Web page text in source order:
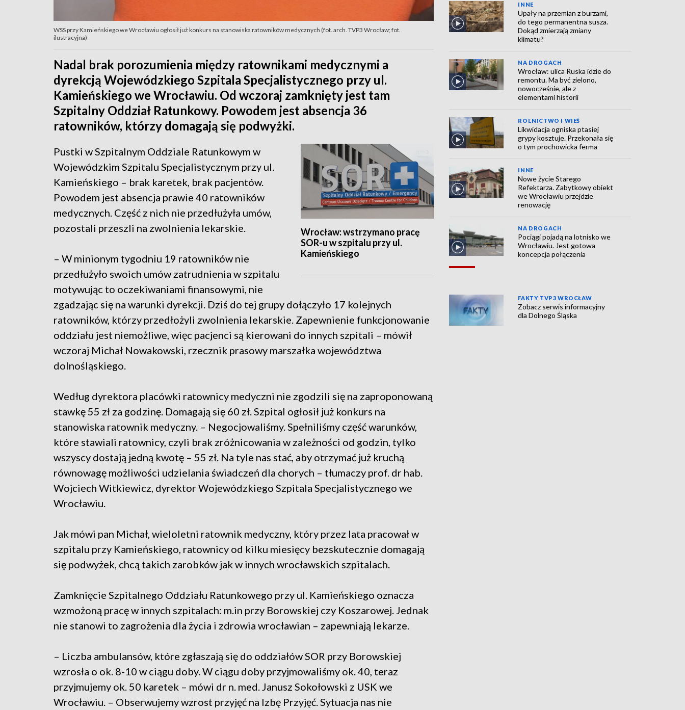
WSS przy Kamieńskiego we Wrocławiu ogłosił już konkurs na stanowiska ratowników medycznych (fot. arch. TVP3 Wrocław; fot.
ilustracyjna)
Nadal brak porozumienia między ratownikami medycznymi a
dyrekcją Wojewódzkiego Szpitala Specjalistycznego przy ul.
Kamieńskiego we Wrocławiu. Od wczoraj zamknięty jest tam
Szpitalny Oddział Ratunkowy. Powodem jest absencja 36
ratowników, którzy domagają się podwyżki.
Wrocław: wstrzymano pracę
SOR-u w szpitalu przy ul.
Kamieńskiego
Pustki w Szpitalnym Oddziale Ratunkowym w
Wojewódzkim Szpitalu Specjalistycznym przy ul.
Kamieńskiego – brak karetek, brak pacjentów.
Powodem jest absencja prawie 40 ratowników
medycznych. Część z nich nie przedłużyła umów,
pozostali przeszli na zwolnienia lekarskie.
– W minionym tygodniu 19 ratowników nie
przedłużyło swoich umów zatrudnienia w szpitalu
motywując to oczekiwaniami finansowymi, nie
zgadzając się na warunki dyrekcji. Dziś do tej grupy dołączyło 17 kolejnych
ratowników, którzy przedłożyli zwolnienia lekarskie. Zapewnienie funkcjonowanie
oddziału jest niemożliwe, więc pacjenci są kierowani do innych szpitali – mówił
wczoraj Michał Nowakowski, rzecznik prasowy marszałka województwa
dolnośląskiego.
Według dyrektora placówki ratownicy medyczni nie zgodzili się na zaproponowaną
stawkę 55 zł za godzinę. Domagają się 60 zł. Szpital ogłosił już konkurs na
stanowiska ratownik medyczny. – Negocjowaliśmy. Spełniliśmy część warunków,
które stawiali ratownicy, czyli brak zróżnicowania w zależności od godzin, tylko
wszyscy dostają jedną kwotę – 55 zł. Na tyle nas stać, aby otrzymać już kruchą
równowagę możliwości udzielania świadczeń dla chorych – tłumaczy prof. dr hab.
Wojciech Witkiewicz, dyrektor Wojewódzkiego Szpitala Specjalistycznego we
Wrocławiu.
Jak mówi pan Michał, wieloletni ratownik medyczny, który przez lata pracował w
szpitalu przy Kamieńskiego, ratownicy od kilku miesięcy bezskutecznie domagają
się podwyżek, chcą takich zarobków jak w innych wrocławskich szpitalach.
Zamknięcie Szpitalnego Oddziału Ratunkowego przy ul. Kamieńskiego oznacza
wzmożoną pracę w innych szpitalach: m.in przy Borowskiej czy Koszarowej. Jednak
nie stanowi to zagrożenia dla życia i zdrowia wrocławian – zapewniają lekarze.
– Liczba ambulansów, które zgłaszają się do oddziałów SOR przy Borowskiej
wzrosła o ok. 8-10 w ciągu doby. W ciągu doby przyjmowaliśmy ok. 40, teraz
przyjmujemy ok. 50 karetek – mówi dr n. med. Janusz Sokołowski z USK we
Wrocławiu. – Obserwujemy wzrost przyjęć na Izbę Przyjęć. Sytuacja nas nie
INNE
Upały na przemian z burzami,
do tego permanentna susza.
Dokąd zmierzają zmiany
klimatu?
NA DROGACH
Wrocław: ulica Ruska idzie do
remontu. Ma być zielono,
nowocześnie, ale z
elementami historii
ROLNICTWO I WIEŚ
Likwidacja ogniska ptasiej
grypy kosztuje. Przekonała się
o tym prochowicka ferma
INNE
Nowe życie Starego
Refektarza. Zabytkowy obiekt
we Wrocławiu przejdzie
renowację
NA DROGACH
Pociągi pojadą na lotnisko we
Wrocławiu. Jest gotowa
koncepcja połączenia
FAKTY TVP3 WROCŁAW
Zobacz serwis informacyjny
dla Dolnego Śląska